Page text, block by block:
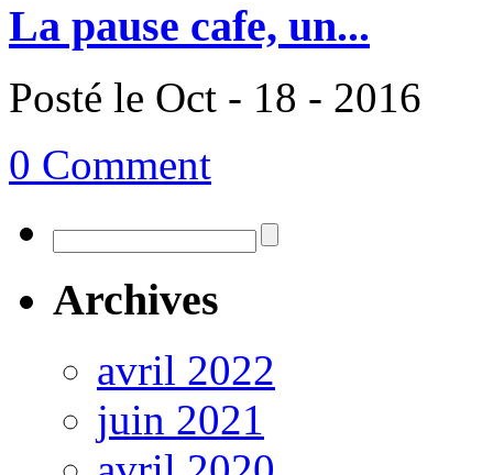
La pause cafe, un...
Posté le Oct - 18 - 2016
0 Comment
Archives
avril 2022
juin 2021